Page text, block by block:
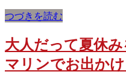
つづきを読む
大人だって夏休
マリンでお出かけ